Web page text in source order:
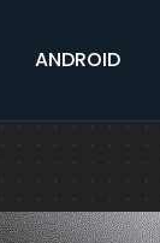
ANDROID